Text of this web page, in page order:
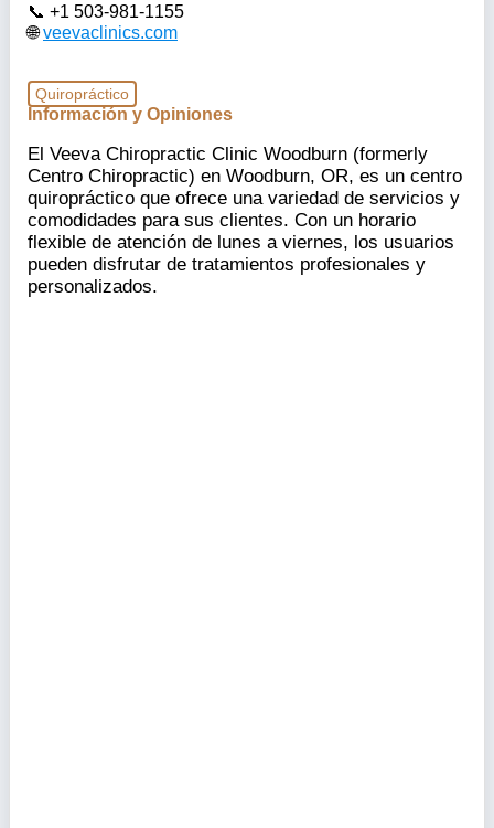
+1 503-981-1155
veevaclinics.com
Quiropráctico
Información y Opiniones
El Veeva Chiropractic Clinic Woodburn (formerly
Centro Chiropractic) en Woodburn, OR, es un centro
quiropráctico que ofrece una variedad de servicios y
comodidades para sus clientes. Con un horario
flexible de atención de lunes a viernes, los usuarios
pueden disfrutar de tratamientos profesionales y
personalizados.